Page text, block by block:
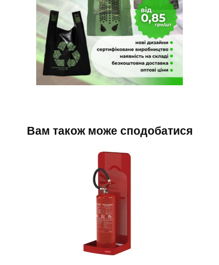
Вам також може сподобатися